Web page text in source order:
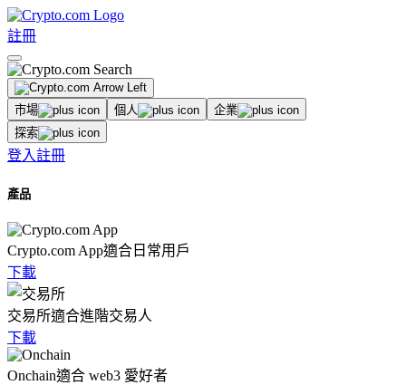
註冊
市場 個人
企業
探索
登入註冊
產品
Crypto.com App適合日常用戶
下載
交易所適合進階交易人
下載
Onchain適合 web3 愛好者